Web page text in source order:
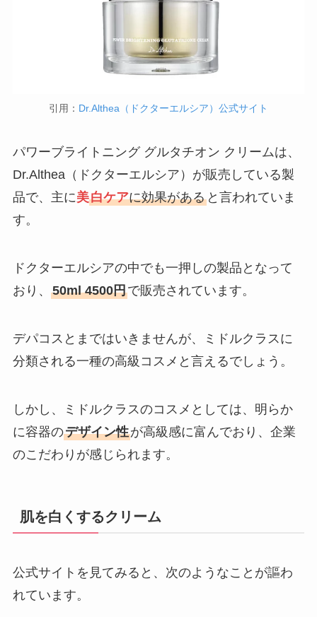
引用： Dr.Althea（ドクターエルシア）公式サイト
パワーブライトニング グルタチオン クリームは、
Dr.Althea（ドクターエルシア）が販売している製
品で、主に美白ケアに効果があると言われていま
す。
ドクターエルシアの中でも一押しの製品となって
おり、 50ml 4500円で販売されています。
デパコスとまではいきませんが、ミドルクラスに
分類される一種の高級コスメと言えるでしょう。
しかし、ミドルクラスのコスメとしては、明らか
に容器のデザイン性が高級感に富んでおり、企業
のこだわりが感じられます。
肌を白くするクリーム
公式サイトを見てみると、次のようなことが謳わ
れています。